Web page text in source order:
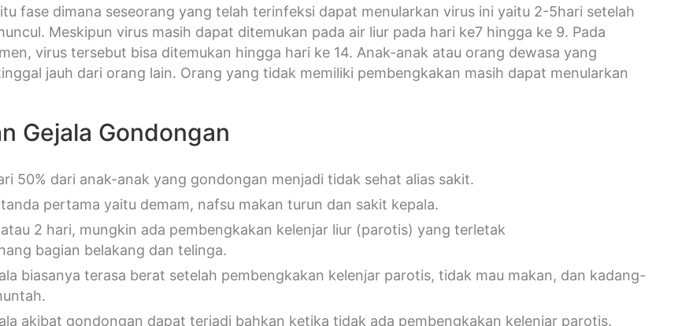
fase dimana seseorang yang telah terinfeksi dapat menularkan virus ini yaitu 2-5hari setelah
Meskipun virus masih dapat ditemukan pada air liur pada hari ke7 hingga ke 9. Pada
virus tersebut bisa ditemukan hingga hari ke 14. Anak-anak atau orang dewasa yang
jauh dari orang lain. Orang yang tidak memiliki pembengkakan masih dapat menularkan
Gejala Gondongan
50% dari anak-anak yang gondongan menjadi tidak sehat alias sakit.
pertama yaitu demam, nafsu makan turun dan sakit kepala.
atau 2 hari, mungkin ada pembengkakan kelenjar liur (parotis) yang terletak
bagian belakang dan telinga.
biasanya terasa berat setelah pembengkakan kelenjar parotis, tidak mau makan, dan kadang-
akibat gondongan dapat terjadi bahkan ketika tidak ada pembengkakan kelenjar parotis.